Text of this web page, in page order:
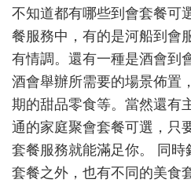
不知道都有哪些到會套餐可
餐服務中，有的是河船到會
有情調。還有一種是酒會到
酒會舉辦所需要的場景佈置
期的甜品零食等。當然還
通的家庭聚會套餐可選，只
套餐服務就能滿足你。 同
套餐之外，也有不同的美食